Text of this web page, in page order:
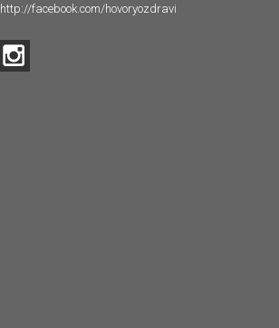
http://facebook.com/hovoryozdravi